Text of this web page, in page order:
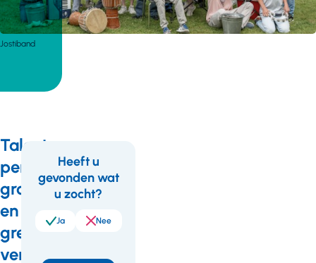
Jostiband
Talenten,
persoonlijke
groei
en
grenzen
verleggen
Feedback
Heeft u
gevonden wat
u zocht?
Ja Nee